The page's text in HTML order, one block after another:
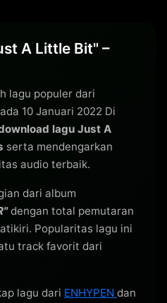
A Little Bit" –
lagu populer dari
10 Januari 2022 Di
lagu Just A
serta mendengarkan
audio terbaik.
dari album
dengan total pemutaran
Popularitas lagu ini
track favorit dari
lagu dari ENHYPEN dan